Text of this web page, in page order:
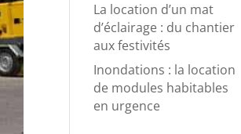
La location d’un mat
d’éclairage : du chantier
aux festivités
Inondations : la location
de modules habitables
en urgence